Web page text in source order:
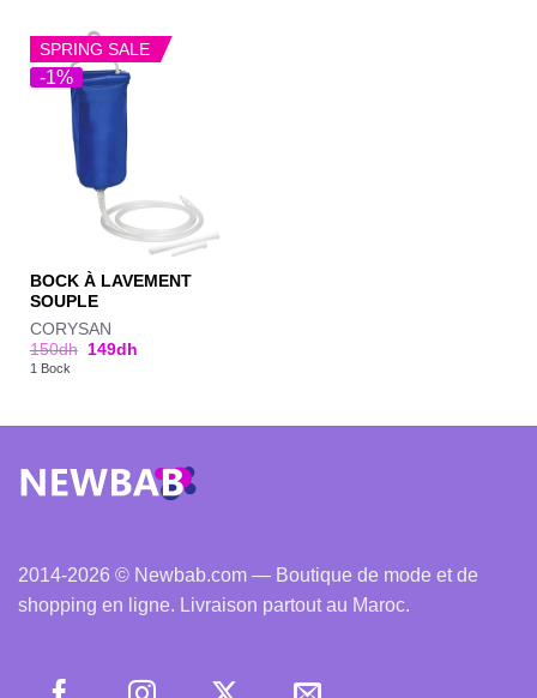
-1%
SPRING SALE
BOCK À LAVEMENT
SOUPLE
CORYSAN
150dh 149dh
1 Bock
2014-2026 © Newbab.com — Boutique de mode et de
shopping en ligne. Livraison partout au Maroc.